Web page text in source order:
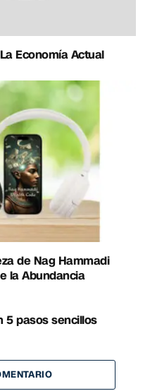
Economía Actual
de Nag Hammadi
la Abundancia
5 pasos sencillos